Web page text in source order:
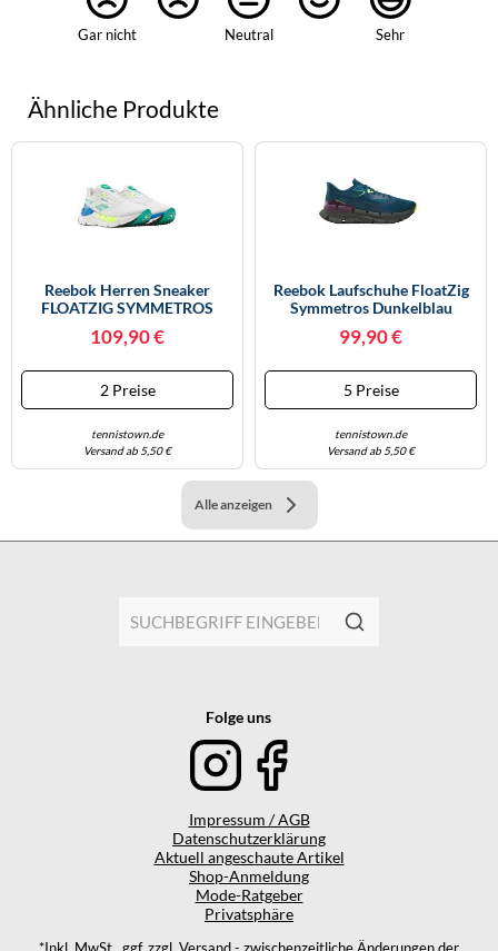
Gar nicht Neutral Sehr
Ähnliche Produkte
Reebok Herren Sneaker
FLOATZIG SYMMETROS
Größe 42,5 EU
109,90 €
2 Preise
tennistown.de
Versand ab 5,50 €
Reebok Laufschuhe FloatZig
Symmetros Dunkelblau
99,90 €
5 Preise
tennistown.de
Versand ab 5,50 €
Alle anzeigen
Folge uns
Impressum / AGB
Datenschutzerklärung
Aktuell angeschaute Artikel
Shop-Anmeldung
Mode-Ratgeber
Privatsphäre